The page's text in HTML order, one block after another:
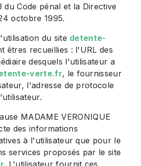
du Code pénal et la Directive
octobre 1995.
du site detente-
êtres recueillies : l'URL des
desquels l'utilisateur a
verte.fr, le fournisseur
l'adresse de protocole
MADAME VERONIQUE
des informations
à l'utilisateur que pour le
services proposés par le site
. L'utilisateur fournit ces